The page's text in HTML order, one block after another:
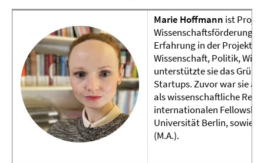
Marie Hoffmann ist
Wissenschaftsförderung
Erfahrung in der Projekt-
Wissenschaft, Politik,
unterstützte sie das
Startups. Zuvor war sie
als wissenschaftliche
internationalen
Universität Berlin, sowie
(M.A.).